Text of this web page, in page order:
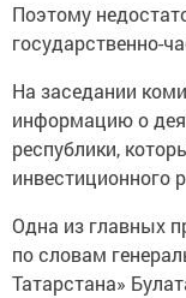
Поэтому
государственно-
На заседании
информацию о
республики,
инвестиционного
Одна из главных
по словам
Татарстана»